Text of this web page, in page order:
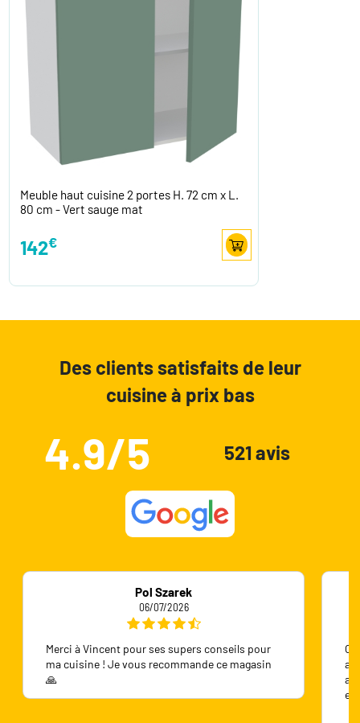
Meuble haut cuisine 2 portes H. 72 cm x L.
80 cm - Vert sauge mat
142€
Des clients satisfaits de leur
cuisine à prix bas
4.9/5 521 avis
Pol Szarek
06/07/2026
Merci à Vincent pour ses supers conseils pour
ma cuisine ! Je vous recommande ce magasin
🙏